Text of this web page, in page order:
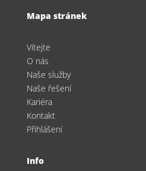
Mapa stránek
Vítejte
O nás
Naše služby
Naše řešení
Kariéra
Kontakt
Přihlášení
Info